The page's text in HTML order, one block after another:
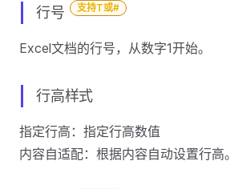
行号 支持T或#
Excel文档的行号，从数字1开始。
行高样式
指定行高：指定行高数值
内容自适配：根据内容自动设置行高。